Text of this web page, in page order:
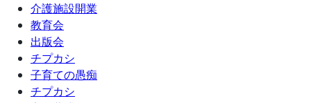
介護施設開業
教育会
出版会
チプカシ
子育ての愚痴
チプカシ